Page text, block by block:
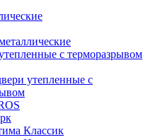
с терморазрывом
утепленные с
Классик